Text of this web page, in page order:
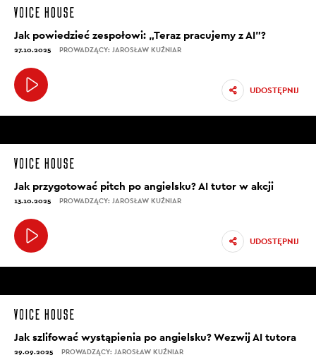
Jak powiedzieć zespołowi: „Teraz pracujemy z AI”?
27.10.2025 PROWADZĄCY: JAROSŁAW KUŹNIAR
UDOSTĘPNIJ
Jak przygotować pitch po angielsku? AI tutor w akcji
13.10.2025 PROWADZĄCY: JAROSŁAW KUŹNIAR
UDOSTĘPNIJ
Jak szlifować wystąpienia po angielsku? Wezwij AI tutora
29.09.2025 PROWADZĄCY: JAROSŁAW KUŹNIAR